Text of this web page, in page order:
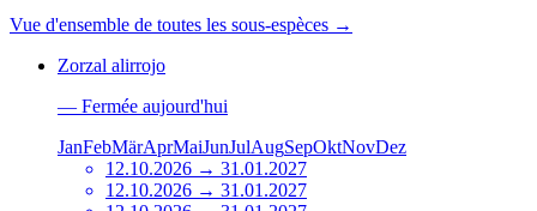
Vue d'ensemble de toutes les sous-espèces →
Zorzal alirrojo
— Fermée aujourd'hui
JanFebMärAprMaiJunJulAugSepOktNovDez
12.10.2026 → 31.01.2027
12.10.2026 → 31.01.2027